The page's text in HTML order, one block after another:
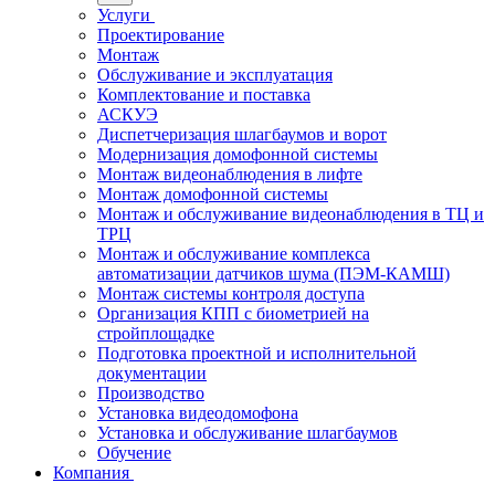
Услуги
Проектирование
Монтаж
Обслуживание и эксплуатация
Комплектование и поставка
АСКУЭ
Диспетчеризация шлагбаумов и ворот
Модернизация домофонной системы
Монтаж видеонаблюдения в лифте
Монтаж домофонной системы
Монтаж и обслуживание видеонаблюдения в ТЦ и
ТРЦ
Монтаж и обслуживание комплекса
автоматизации датчиков шума (ПЭМ-КАМШ)
Монтаж системы контроля доступа
Организация КПП с биометрией на
стройплощадке
Подготовка проектной и исполнительной
документации
Производство
Установка видеодомофона
Установка и обслуживание шлагбаумов
Обучение
Компания